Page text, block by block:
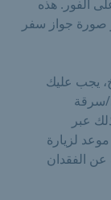
الفور. هذه
صورة جواز سفر
يجب عليك
سرقة
عبر
لزيارة
الفقدان